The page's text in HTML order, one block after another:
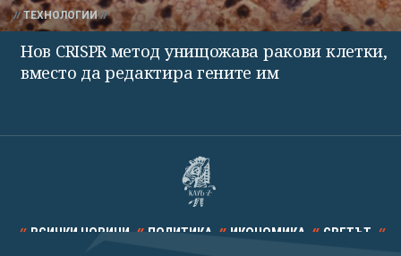
ТЕХНОЛОГИИ
Нов CRISPR метод унищожава ракови клетки,
вместо да редактира гените им
ВСИЧКИ НОВИНИ ПОЛИТИКА ИКОНОМИКА СВЕТЪТ